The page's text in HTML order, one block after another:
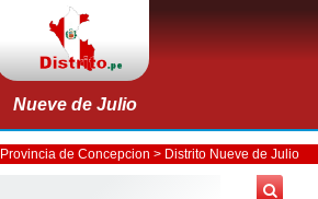
Nueve de Julio
Provincia de Concepcion > Distrito Nueve de Julio